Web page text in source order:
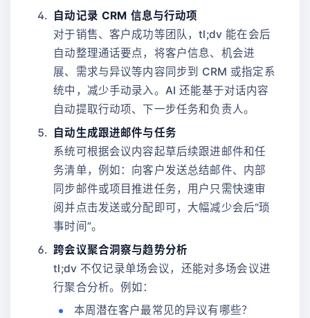
自动记录 CRM 信息与行动项
对于销售、客户成功等团队，tl;dv 能在会后
自动整理通话要点，将客户信息、机会进
展、需求与异议等内容同步到 CRM 或指定系
统中，减少手动录入。AI 还能基于对话内容
自动提取行动项、下一步任务和负责人。
自动生成跟进邮件与任务
系统可根据会议内容起草后续跟进邮件和任
务清单，例如：向客户发送总结邮件、内部
同步邮件或项目推进任务，用户只需快速审
阅并点击发送或分配即可，大幅减少会后“琐
事时间”。
跨会议聚合洞察与趋势分析
tl;dv 不仅记录单场会议，还能对多场会议进
行聚合分析。例如：
本周潜在客户最常见的异议有哪些？